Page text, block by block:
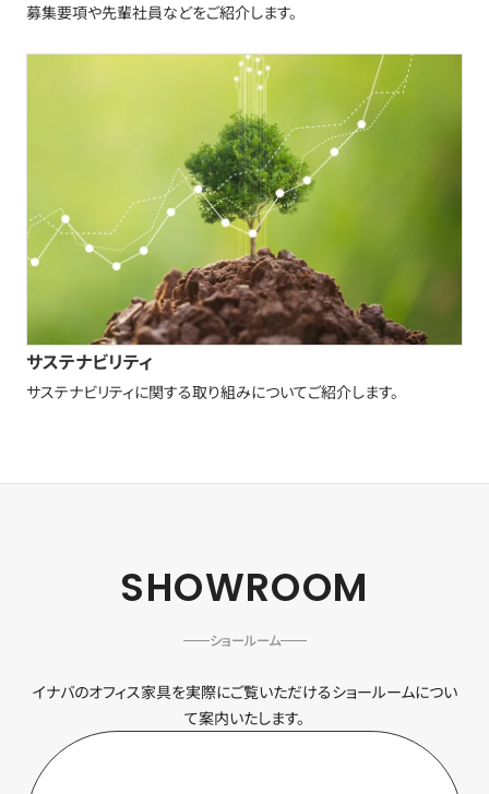
募集要項や先輩社員などをご紹介します。
サステナビリティ
サステナビリティに関する取り組みについてご紹介します。
SHOWROOM
ショールーム
イナバのオフィス家具を実際にご覧いただけるショールームについ
て案内いたします。